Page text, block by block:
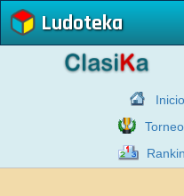
Ludoteka
Inicio